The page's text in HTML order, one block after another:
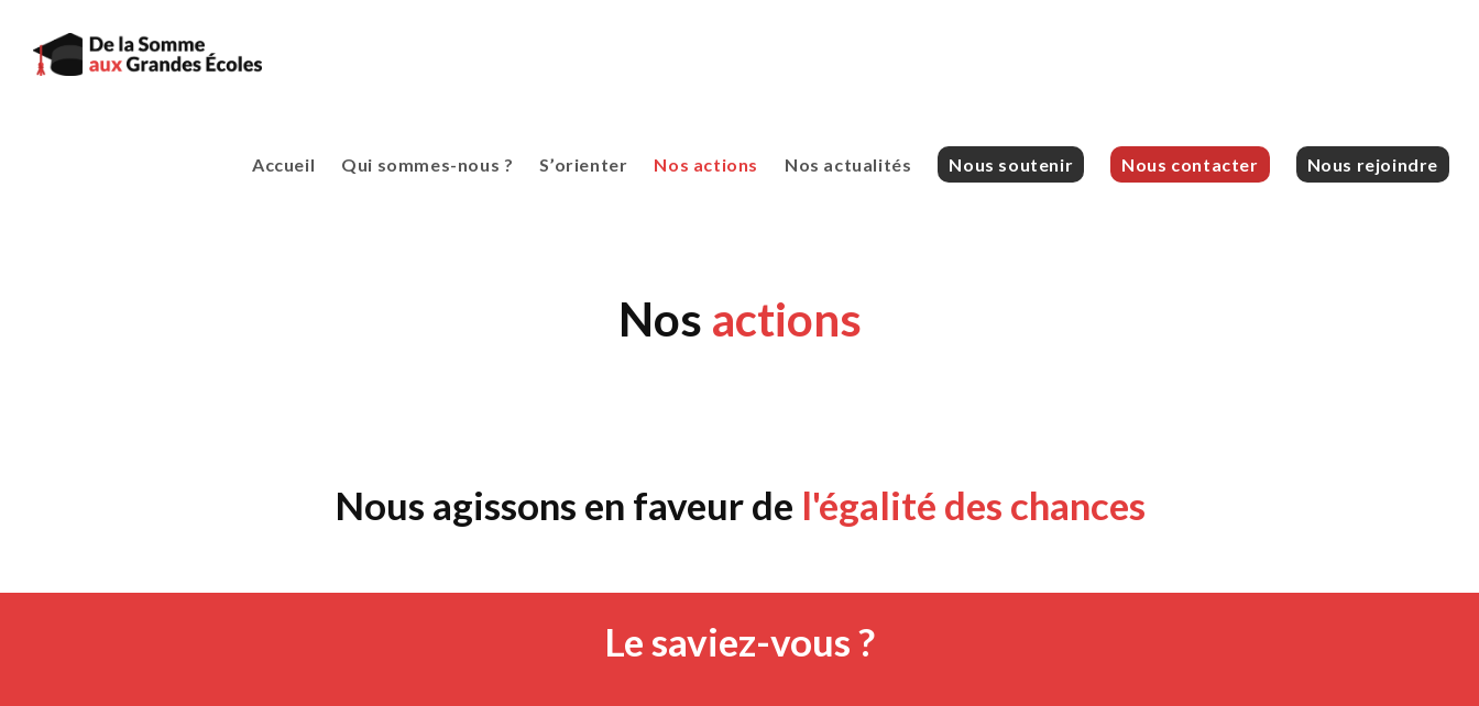
Accueil Qui sommes-nous ? S’orienter Nos actions Nos actualités Nous soutenir Nous contacter Nous rejoindre
Nos actions
Nous agissons en faveur de l'égalité des chances
Le saviez-vous ?